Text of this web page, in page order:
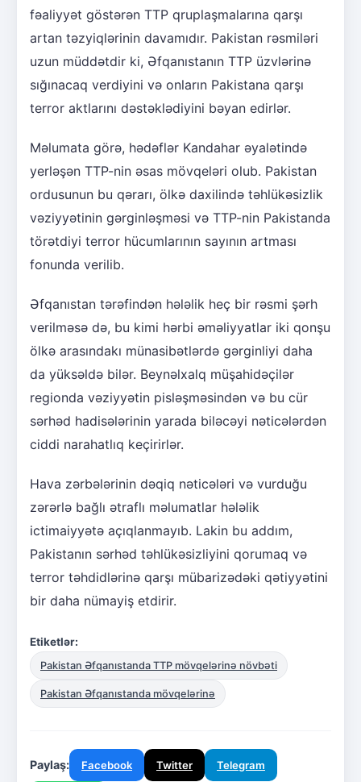
fəaliyyət göstərən TTP qruplaşmalarına qarşı
artan təzyiqlərinin davamıdır. Pakistan rəsmiləri
uzun müddətdir ki, Əfqanıstanın TTP üzvlərinə
sığınacaq verdiyini və onların Pakistana qarşı
terror aktlarını dəstəklədiyini bəyan edirlər.
Məlumata görə, hədəflər Kandahar əyalətində
yerləşən TTP-nin əsas mövqeləri olub. Pakistan
ordusunun bu qərarı, ölkə daxilində təhlükəsizlik
vəziyyətinin gərginləşməsi və TTP-nin Pakistanda
törətdiyi terror hücumlarının sayının artması
fonunda verilib.
Əfqanıstan tərəfindən hələlik heç bir rəsmi şərh
verilməsə də, bu kimi hərbi əməliyyatlar iki qonşu
ölkə arasındakı münasibətlərdə gərginliyi daha
da yüksəldə bilər. Beynəlxalq müşahidəçilər
regionda vəziyyətin pisləşməsindən və bu cür
sərhəd hadisələrinin yarada biləcəyi nəticələrdən
ciddi narahatlıq keçirirlər.
Hava zərbələrinin dəqiq nəticələri və vurduğu
zərərlə bağlı ətraflı məlumatlar hələlik
ictimaiyyətə açıqlanmayıb. Lakin bu addım,
Pakistanın sərhəd təhlükəsizliyini qorumaq və
terror təhdidlərinə qarşı mübarizədəki qətiyyətini
bir daha nümayiş etdirir.
Etiketlər:
Pakistan Əfqanıstanda TTP mövqelərinə növbəti
Pakistan Əfqanıstanda mövqelərinə
Paylaş: Facebook Twitter Telegram